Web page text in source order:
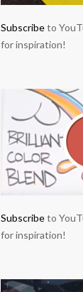
Subscribeto
for inspiration!
Subscribeto
for inspiration!